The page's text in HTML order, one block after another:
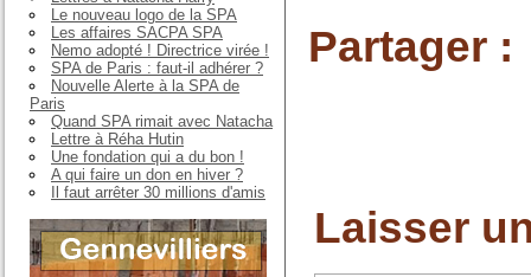
Le nouveau logo de la SPA
Les affaires SACPA SPA
Nemo adopté ! Directrice virée !
SPA de Paris : faut-il adhérer ?
Nouvelle Alerte à la SPA de
Paris
Quand SPA rimait avec Natacha
Lettre à Réha Hutin
Une fondation qui a du bon !
A qui faire un don en hiver ?
Il faut arrêter 30 millions d'amis
Partager :
Laisser